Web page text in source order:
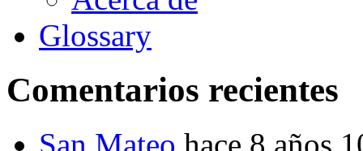
Glossary
Comentarios recientes